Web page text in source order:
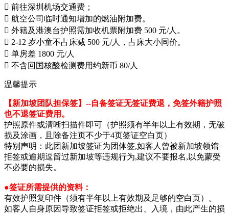
 前往深圳机场交通费；
 航空公司临时通知增加的燃油附加费。
 外籍及港澳台护照需加收机票附加费 500 元/人。
 2-12 岁小童不占床减 500 元/人，占床大小同价。
 单房差 1800 元/人
 不含回国核酸检测费用约新币 80/人
温馨提示
【新加坡团队担保签】--自备签证无签证费退，免签外籍护照
也不退签证费用。
护照原件或清晰扫描件即可（护照须有半年以上有效期，无破
损及涂画，且除备注页不少于4页签证空白页）
特别声明：此团新加坡签证为团体签,如客人曾被新加坡领馆
拒签或逾期逗留过新加坡等违规行为,建议不要报名,以免蒙受
不必要的损失。
●签证所需提供的资料：
有效护照复印件（须有半年以上有效期及足够的空白页）。
如客人自身原因导致签证拒签或拒绝出、入境，由此产生的损